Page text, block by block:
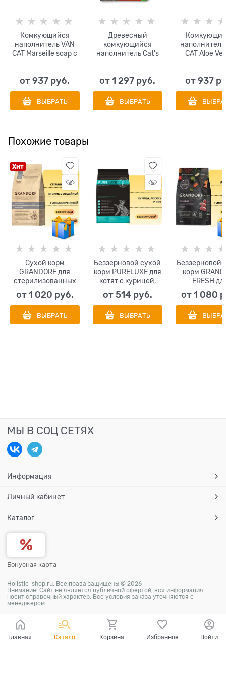
Комкующийся
наполнитель VAN
CAT Marseille soap с
без пыли
от937 руб.
ВЫБРАТЬ
Древесный
комкующийся
наполнитель Cat's
от1 297 руб.
ВЫБРАТЬ
наполнитель
CAT Aloe
от937
Похожие товары
Хит
Сухой корм
GRANDORF для
стерилизованных
кошек кролик с
индейкой
STERILISED
от 1 020 руб.
ВЫБРАТЬ
Беззерновой сухой
корм PURELUXE для
котят с курицей,
лососем и нутом.
от 514 руб.
ВЫБРАТЬ
Беззерновой
корм
FRESH
взрослых
уткой и
Potato
от1 080
МЫ В СОЦ СЕТЯХ
Информация
Личный кабинет
Каталог
Бонусная карта
Holistic-shop.ru. Все права защищены © 2026
Внимание! Сайт не является публичной офертой, вся информация
носит справочный характер. Все условия заказа уточняются с
менеджером
Главная Каталог Корзина Избранное Войти